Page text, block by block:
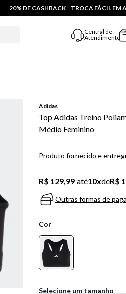
20% DE CASHBACK TROCA FÁCIL EM
Central de
Atendimento
Adidas
Top Adidas Treino
Médio Feminino
Produto fornecido e
R$ 129,99 até10xdeR$
Outras formas de
Cor